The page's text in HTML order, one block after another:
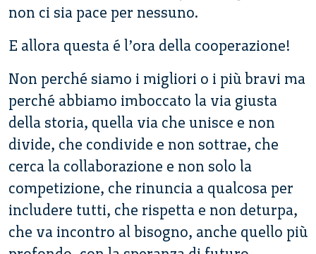
non ci sia pace per nessuno.
E allora questa é l’ora della cooperazione!
Non perché siamo i migliori o i più bravi ma
perché abbiamo imboccato la via giusta
della storia, quella via che unisce e non
divide, che condivide e non sottrae, che
cerca la collaborazione e non solo la
competizione, che rinuncia a qualcosa per
includere tutti, che rispetta e non deturpa,
che va incontro al bisogno, anche quello più